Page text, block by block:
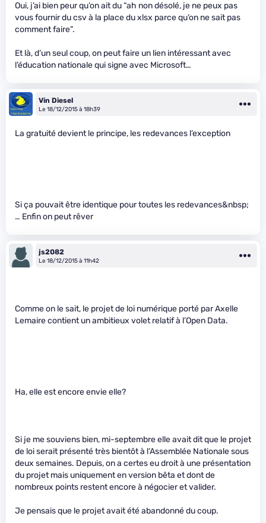
Oui, j’ai bien peur qu’on ait du “ah non désolé, je ne peux pas
vous fournir du csv à la place du xlsx parce qu’on ne sait pas
comment faire”.
Et là, d’un seul coup, on peut faire un lien intéressant avec
l’éducation nationale qui signe avec Microsoft…
Vin Diesel
Le 18/12/2015 à 18h39
La gratuité devient le principe, les redevances l’exception
Si ça pouvait être identique pour toutes les redevances&nbsp;
… Enfin on peut rêver
js2082
Le 18/12/2015 à 11h42
Comme on le sait, le projet de loi numérique porté par Axelle
Lemaire contient un ambitieux volet relatif à l’Open Data.
Ha, elle est encore envie elle?
Si je me souviens bien, mi-septembre elle avait dit que le projet
de loi serait présenté très bientôt à l’Assemblée Nationale sous
deux semaines. Depuis, on a certes eu droit à une présentation
du projet mais uniquement en version bêta et dont de
nombreux points restent encore à négocier et valider.
Je pensais que le projet avait été abandonné du coup.